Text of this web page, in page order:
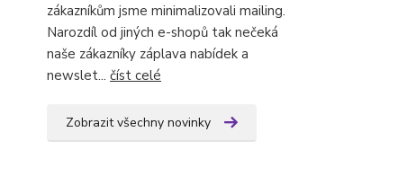
zákazníkům jsme minimalizovali mailing.
Narozdíl od jiných e-shopů tak nečeká
naše zákazníky záplava nabídek a
newslet... číst celé
Zobrazit všechny novinky